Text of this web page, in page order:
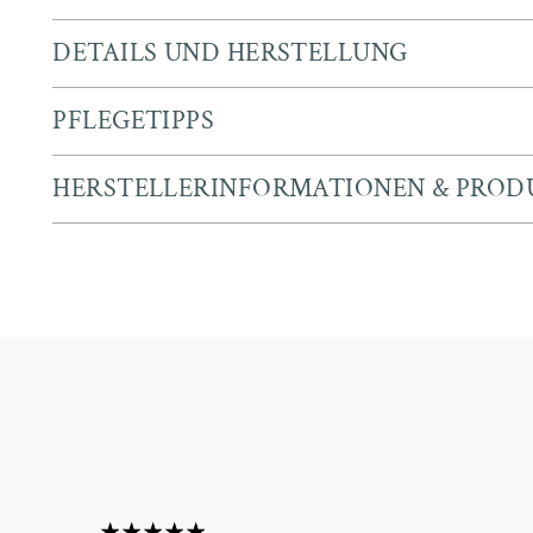
DETAILS UND HERSTELLUNG
PFLEGETIPPS
HERSTELLERINFORMATIONEN &